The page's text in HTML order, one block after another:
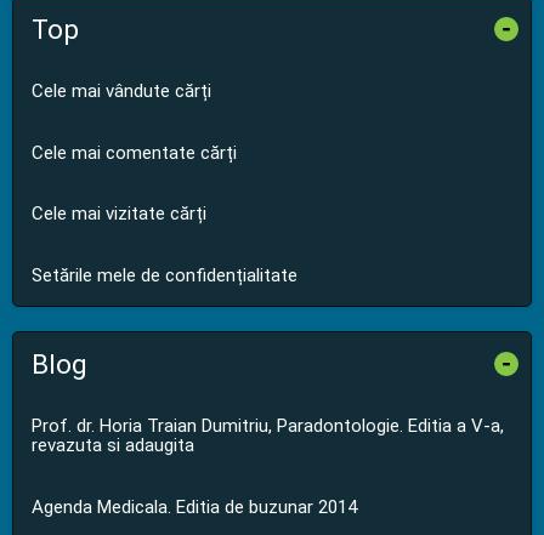
Top -
Cele mai vândute cărți
Cele mai comentate cărți
Cele mai vizitate cărți
Setările mele de confidențialitate
Blog -
Prof. dr. Horia Traian Dumitriu, Paradontologie. Editia a V-a,
revazuta si adaugita
Agenda Medicala. Editia de buzunar 2014